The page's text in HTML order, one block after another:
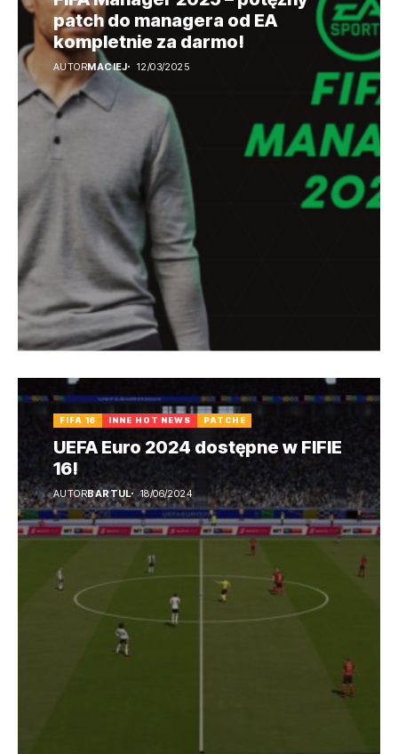
patch do managera od EA
kompletnie za darmo!
AUTORMACIEJ 12/03/2025
FIFA 16 INNE HOT NEWS PATCHE
UEFA Euro 2024 dostępne w FIFIE
16!
AUTORBARTUL 18/06/2024